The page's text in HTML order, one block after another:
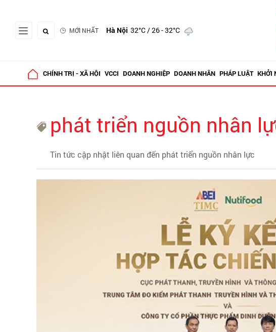
MỚI NHẤT Hà Nội 32°C/ 26 - 32°C
CHÍNH TRỊ - XÃ HỘI VCCI DOANH NGHIỆP DOANH NHÂN PHÁP LUẬT KHỞI
phát triển nguồn nhân
Tin tức cập nhật liên quan đến phát triển nguồn nhân lực